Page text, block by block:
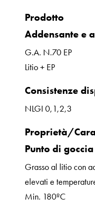
Prodotto
Addensante e
G.A. N.70 EP
Litio + EP
Consistenze
NLGI 0,1,2,3
Proprietà/
Punto di goccia
Grasso al litio con
elevati e
Min. 180ºC